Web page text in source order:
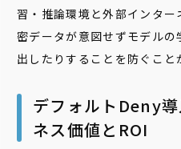
習・推論環境と外部インタ
密データが意図せずモデル
出したりすることを防ぐこと
デフォルトDeny
ネス価値とROI